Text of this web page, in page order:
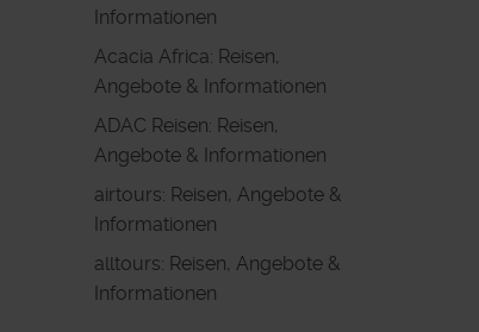
Informationen
Acacia Africa: Reisen,
Angebote & Informationen
ADAC Reisen: Reisen,
Angebote & Informationen
airtours: Reisen, Angebote &
Informationen
alltours: Reisen, Angebote &
Informationen